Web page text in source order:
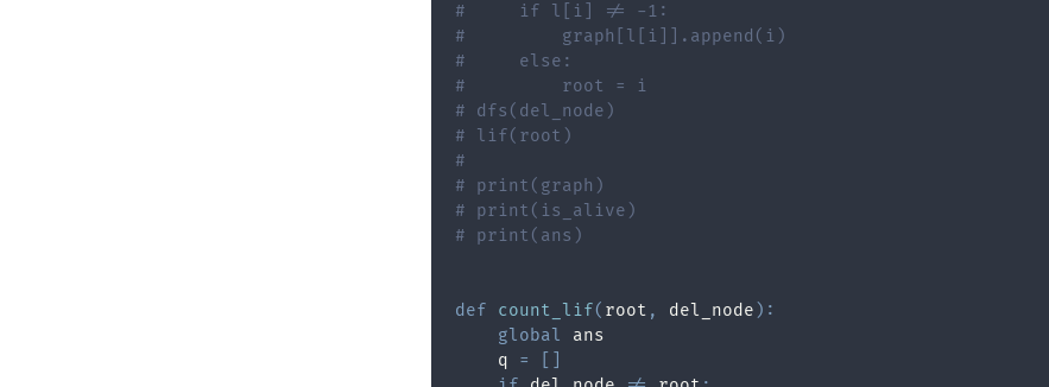
#     if l[i] != -1:
#         graph[l[i]].append(i)
#     else:
#         root = i
# dfs(del_node)
# lif(root)
#
# print(graph)
# print(is_alive)
# print(ans)
def count_lif( root , del_node ) :
global
    q
=